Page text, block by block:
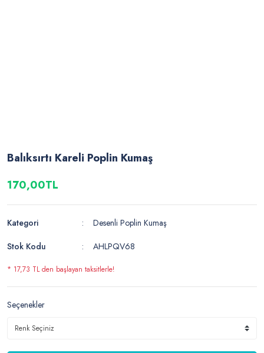
Balıksırtı Kareli Poplin Kumaş
170,00TL
Kategori
Desenli Poplin Kumaş
Stok Kodu
AHLPQV68
* 17,73 TL den başlayan taksitlerle!
Seçenekler